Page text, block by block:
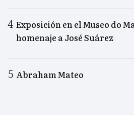
Exposición en el Museo do
homenaje a José Suárez
Abraham Mateo